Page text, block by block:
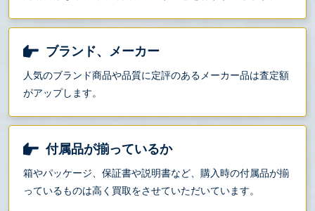
ブランド、メーカー
人気のブランド商品や品質に定評のあるメーカー品は査定額
がアップします。
付属品が揃っているか
箱やパッケージ、保証書や説明書など、購入時の付属品が揃
っているものは高く買取をさせていただいています。